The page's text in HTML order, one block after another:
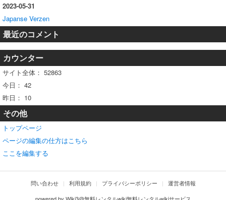
2023-05-31
Japanse Verzen
最近のコメント
カウンター
サイト全体： 52863
今日： 42
昨日： 10
その他
トップページ
ページの編集の仕方はこちら
ここを編集する
問い合わせ 利用規約 プライバシーポリシー
運営者情報